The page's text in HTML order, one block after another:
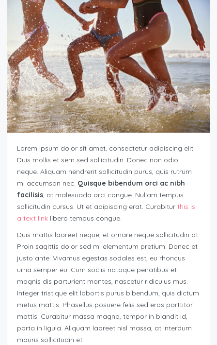
Lorem ipsum dolor sit amet, consectetur adipiscing elit.
Duis mollis et sem sed sollicitudin. Donec non odio
neque. Aliquam hendrerit sollicitudin purus, quis rutrum
mi accumsan nec. Quisque bibendum orci ac nibh
facilisis, at malesuada orci congue. Nullam tempus
sollicitudin cursus. Ut et adipiscing erat. Curabitur this is
a text link libero tempus congue.
Duis mattis laoreet neque, et ornare neque sollicitudin at.
Proin sagittis dolor sed mi elementum pretium. Donec et
justo ante. Vivamus egestas sodales est, eu rhoncus
urna semper eu. Cum sociis natoque penatibus et
magnis dis parturient montes, nascetur ridiculus mus.
Integer tristique elit lobortis purus bibendum, quis dictum
metus mattis. Phasellus posuere felis sed eros porttitor
mattis. Curabitur massa magna, tempor in blandit id,
porta in ligula. Aliquam laoreet nisl massa, at interdum
mauris sollicitudin et.